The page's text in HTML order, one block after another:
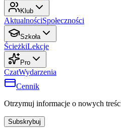
Klub
AktualnościSpołeczności
Szkoła
ŚcieżkiLekcje
Pro
CzatWydarzenia
Cennik
Otrzymuj informacje o nowych
Subskrybuj